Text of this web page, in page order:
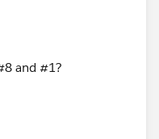
and #1?